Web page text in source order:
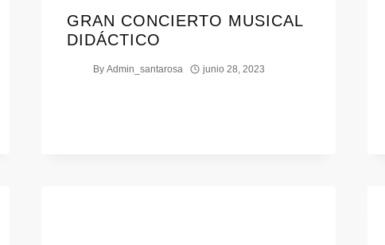
GRAN CONCIERTO MUSICAL
DIDÁCTICO
By Admin_santarosa junio 28, 2023